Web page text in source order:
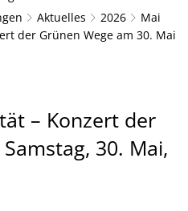
Aktuelles 2026
Mai
der Grünen Wege am 30. Mai
– Konzert der
30. Mai,